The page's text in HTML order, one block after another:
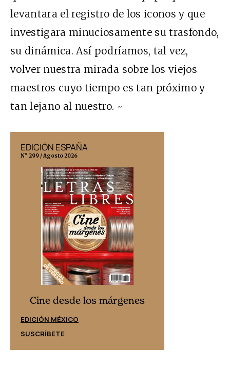
levantara el registro de los iconos y que
investigara minuciosamente su trasfondo,
su dinámica. Así podríamos, tal vez,
volver nuestra mirada sobre los viejos
maestros cuyo tiempo es tan próximo y
tan lejano al nuestro. ~
EDICIÓN ESPAÑA
N° 299 / Agosto 2026
Cine desde los márgenes
EDICIÓN MÉXICO
SUSCRÍBETE